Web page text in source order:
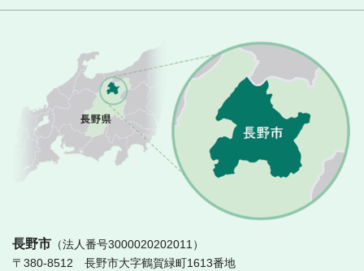
長野市 （法人番号3000020202011）
〒380-8512 長野市大字鶴賀緑町1613番地